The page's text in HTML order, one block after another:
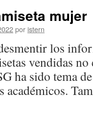
mujer
por istern
los
vendidas no
ha sido tema
académicos.